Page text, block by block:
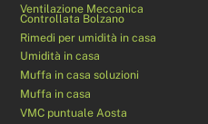
Ventilazione Meccanica
Controllata Bolzano
Rimedi per umidità in casa
Umidità in casa
Muffa in casa soluzioni
Muffa in casa
VMC puntuale Aosta